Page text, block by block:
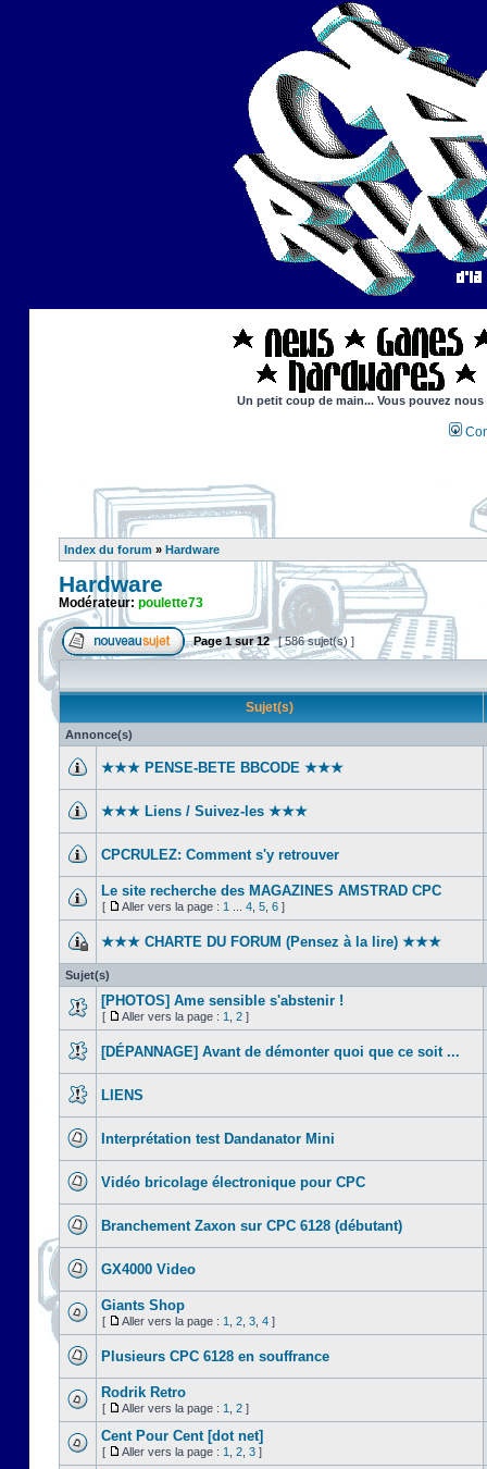
Un petit coup de main... Vous pouvez
Index du forum » Hardware
Hardware
Modérateur: poulette73
Page1sur12 [ 586 sujet(s) ]
Sujet(s)
Annonce(s)
★★★ PENSE-BETE BBCODE ★★★
★★★ Liens / Suivez-les ★★★
CPCRULEZ: Comment s'y retrouver‎
Le site recherche des MAGAZINES AMSTRAD CPC
[ Aller vers la page : 1 4 5 6 ]
★★★ CHARTE DU FORUM (Pensez à la lire) ★★★
Sujet(s)
[PHOTOS] Ame sensible s'abstenir !
[ Aller vers la page : 1 2 ]
[DÉPANNAGE] Avant de démonter quoi que ce soit ...
LIENS
Interprétation test Dandanator Mini
Vidéo bricolage électronique pour CPC
Branchement Zaxon sur CPC 6128 (débutant)
GX4000 Video
Giants Shop
[ Aller vers la page : 1 2 3 4 ]
Plusieurs CPC 6128 en souffrance
Rodrik Retro
[ Aller vers la page : 1 2 ]
Cent Pour Cent [dot net]
[ Aller vers la page : 1 2 3 ]